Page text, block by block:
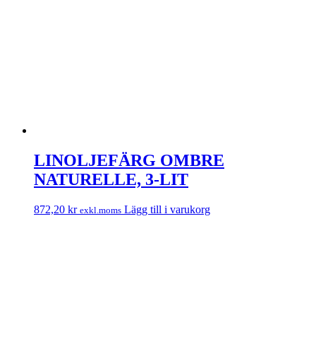
LINOLJEFÄRG OMBRE
NATURELLE, 3-LIT
872,20 kr exkl.moms Lägg till i varukorg